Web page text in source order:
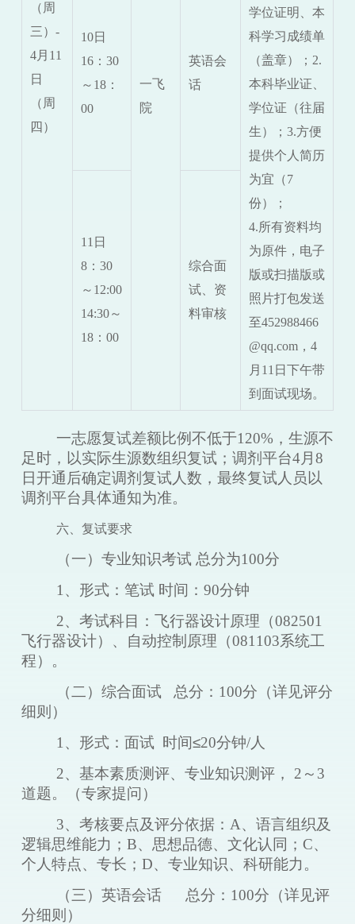
（周
三）-
4月11
日
（周
四）
一飞
院
学位证明、本
科学习成绩单
（盖章）；2.
本科毕业证、
学位证（往届
生）；3.方便
提供个人简历
为宜（7
份）；
4.所有资料均
为原件，电子
版或扫描版或
照片打包发送
至452988466
@qq.com，4
月11日下午带
到面试现场。
10日
16：30
～18：
00
英语会
话
11日
8：30
～12:00
14:30～
18：00
综合面
试、资
料审核
一志愿复试差额比例不低于120%，生源不
足时，以实际生源数组织复试 ； 调剂平台4月8
日开通后确定调剂复试人数， 最终复试人员以
调剂平台具体通知为准。
六、复试要求
（一）专业知识考试 总分为100分
1、形式：笔试 时间： 90分钟
2、考试科目：飞行器设计原理 （082501
飞行器设计） 、自动控制原理 （081103系统工
程） 。
（二）综合面试
总分： 100分（详见评分
细则）
1、形式：面试 时间≤20分钟/人
2、基本素质测评、专业知识测评，
2～3
道题。（专家提问）
3、考核要点及评分依据：A、语言组织及
逻辑思维能力；B、思想品德、文化认同；C、
个人特点、专长；D、专业知识、科研能力。
（三）英语会话
总分： 100分（详见评
分细则）